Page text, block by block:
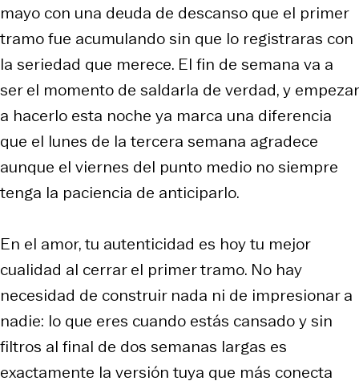
mayo con una deuda de descanso que el primer
tramo fue acumulando sin que lo registraras con
la seriedad que merece. El fin de semana va a
ser el momento de saldarla de verdad, y empezar
a hacerlo esta noche ya marca una diferencia
que el lunes de la tercera semana agradece
aunque el viernes del punto medio no siempre
tenga la paciencia de anticiparlo.
En el amor, tu autenticidad es hoy tu mejor
cualidad al cerrar el primer tramo. No hay
necesidad de construir nada ni de impresionar a
nadie: lo que eres cuando estás cansado y sin
filtros al final de dos semanas largas es
exactamente la versión tuya que más conecta